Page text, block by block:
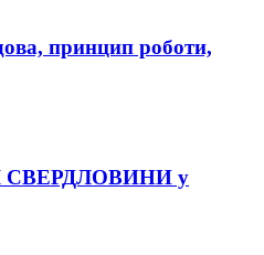
принцип роботи,
СВЕРДЛОВИНИ у